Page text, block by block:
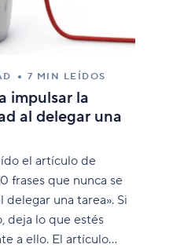
7 MIN LEÍDOS
impulsar la
al delegar una
el artículo de
frases que nunca se
una tarea». Si
deja lo que estés
a ello. El artículo